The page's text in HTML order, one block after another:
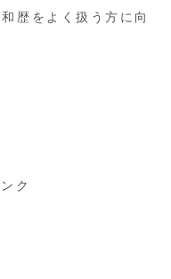
歴をよく扱う方に向
ク